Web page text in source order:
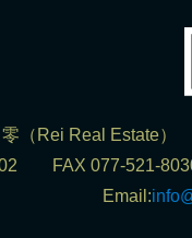
（Rei Real Estate）
FAX 077-521-
Email: